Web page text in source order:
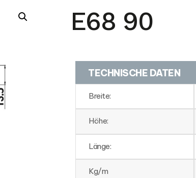
E68 90
TECHNISCHE DATEN
Breite:
Höhe:
Länge:
Kg/m